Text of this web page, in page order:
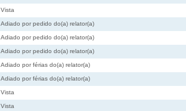
Vista
Adiado por pedido do(a) relator(a)
Adiado por pedido do(a) relator(a)
Adiado por pedido do(a) relator(a)
Adiado por férias do(a) relator(a)
Adiado por férias do(a) relator(a)
Vista
Vista